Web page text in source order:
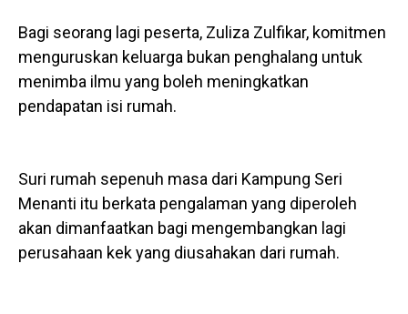
Bagi seorang lagi peserta, Zuliza Zulfikar, komitmen
menguruskan keluarga bukan penghalang untuk
menimba ilmu yang boleh meningkatkan
pendapatan isi rumah.
Suri rumah sepenuh masa dari Kampung Seri
Menanti itu berkata pengalaman yang diperoleh
akan dimanfaatkan bagi mengembangkan lagi
perusahaan kek yang diusahakan dari rumah.